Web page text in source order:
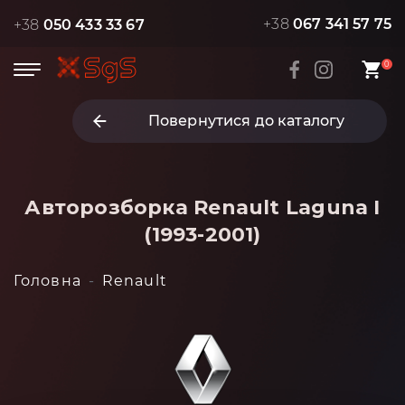
+38 050 433 33 67 +38 067 341 57 75
0
Повернутися до каталогу
Авторозборка Renault Laguna I
(1993-2001)
Головна Renault